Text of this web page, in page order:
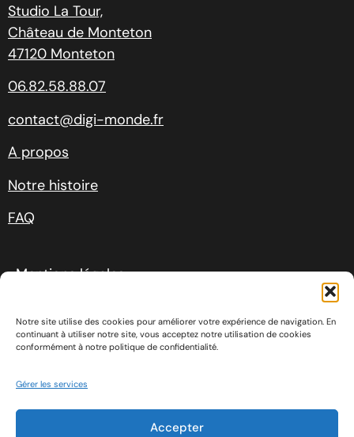
Notre site utilise des cookies pour améliorer votre expérience de navigation. En
continuant à utiliser notre site, vous acceptez notre utilisation de cookies
conformément à notre politique de confidentialité.
Gérer les services
Accepter
Studio La Tour,
Château de Monteton
47120 Monteton
06.82.58.88.07
contact@digi-monde.fr
A propos
Notre histoire
FAQ
Mentions légales
Conditions générales de ventes